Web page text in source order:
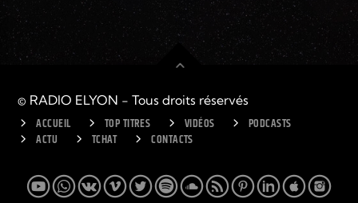
© RADIO ELYON - Tous droits réservés
ACCUEIL TOP TITRES VIDÉOS
PODCASTS
ACTU
TCHAT CONTACTS